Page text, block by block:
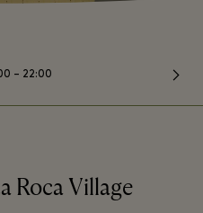
– 22:00
Roca Village